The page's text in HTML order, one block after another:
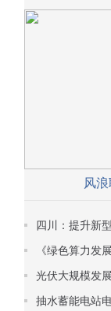
风
四川：提升新
《绿色算力发
光伏大规模发
抽水蓄能电站